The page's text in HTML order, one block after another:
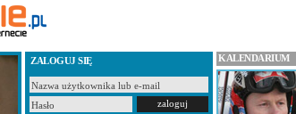
ZALOGUJ SIĘ
KALENDARIUM